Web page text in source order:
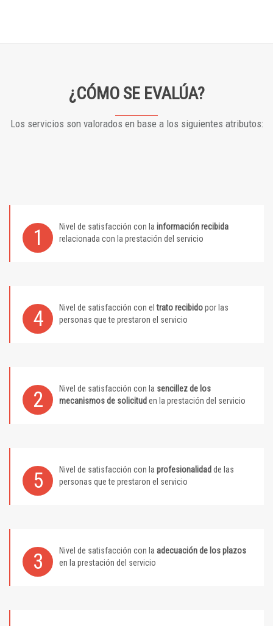
¿CÓMO SE EVALÚA?
Los servicios son valorados en base a los siguientes atributos:
1 Nivel de satisfacción con la información recibida
relacionada con la prestación del servicio
4 Nivel de satisfacción con eltrato recibidopor las
personas que te prestaron el servicio
2 Nivel de satisfacción con la sencillez de los
mecanismos de solicitud en la prestación del servicio
5 Nivel de satisfacción con la profesionalidad de las
personas que te prestaron el servicio
3 Nivel de satisfacción con la adecuación de los plazos
en la prestación del servicio